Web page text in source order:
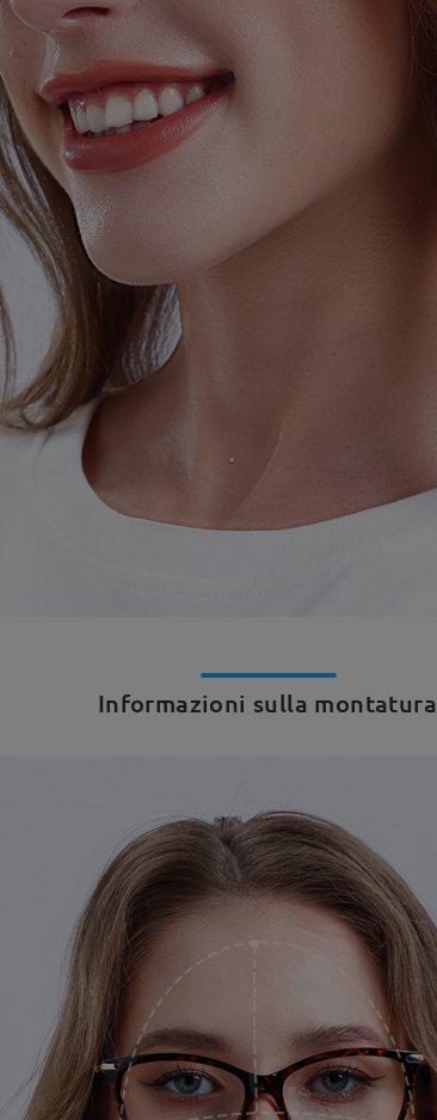
Informazioni sulla montatura